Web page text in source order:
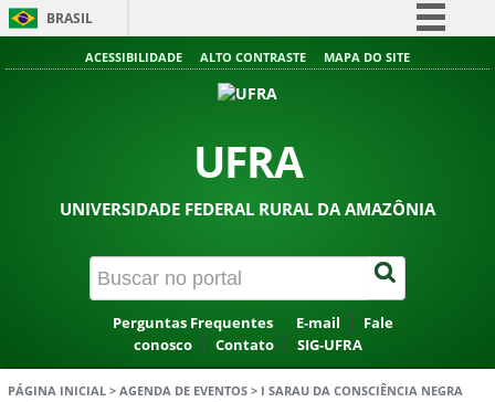
BRASIL
Simplifique!
Acesso à informação
ACESSIBILIDADE ALTO CONTRASTE MAPA DO SITE
UFRA
UNIVERSIDADE FEDERAL RURAL DA AMAZÔNIA
Perguntas Frequentes E-mail
Fale
conosco
Contato SIG-UFRA
PÁGINA INICIAL > AGENDA DE EVENTOS > I SARAU DA CONSCIÊNCIA NEGRA